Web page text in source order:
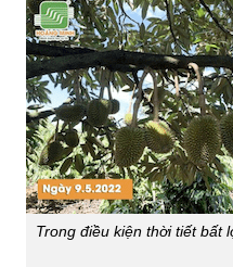
Trong điều kiện thời tiết bất